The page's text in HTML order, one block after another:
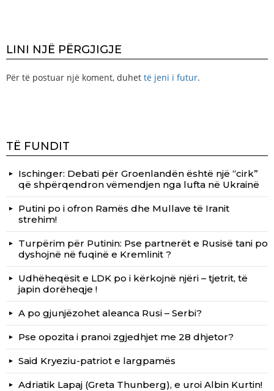
LINI NJË PËRGJIGJE
Për të postuar një koment, duhet të jeni i futur.
TË FUNDIT
Ischinger: Debati për Groenlandën është një “cirk”
që shpërqendron vëmendjen nga lufta në Ukrainë
Putini po i ofron Ramës dhe Mullave të Iranit
strehim!
Turpërim për Putinin: Pse partnerët e Rusisë tani po
dyshojnë në fuqinë e Kremlinit ?
Udhëheqësit e LDK po i kërkojnë njëri – tjetrit, të
japin dorëheqje !
A po gjunjëzohet aleanca Rusi – Serbi?
Pse opozita i pranoi zgjedhjet me 28 dhjetor?
Said Kryeziu-patriot e largpamës
Adriatik Lapaj (Greta Thunberg), e uroi Albin Kurtin!